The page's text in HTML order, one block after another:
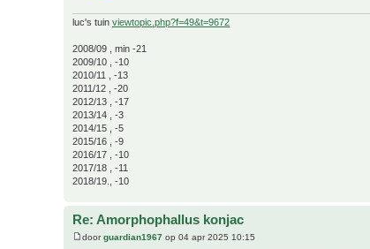
luc's tuin viewtopic.php?f=49&t=9672
2008/09 , min -21
2009/10 , -10
2010/11 , -13
2011/12 , -20
2012/13 , -17
2013/14 , -3
2014/15 , -5
2015/16 , -9
2016/17 , -10
2017/18 , -11
2018/19., -10
Re: Amorphophallus konjac
doorguardian1967 op 04 apr 2025 10:15